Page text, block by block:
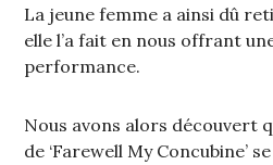
La jeune femme a ainsi dû
elle l’a fait en nous offrant
performance.
Nous avons alors découvert
de ‘Farewell My Concubine’